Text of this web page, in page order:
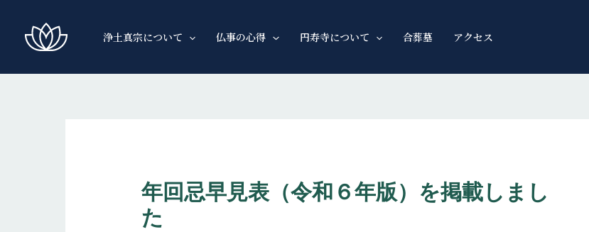
ン
浄土真宗について 仏事の心得 円寿寺について 合葬墓 アクセス
年回忌早見表（令和６年版）を掲載しまし
た